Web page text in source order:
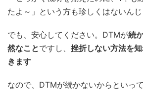
たよ～」という方も珍しくはないん
でも、安心してください。DTMが続
然なことですし、 挫折しない方法を
きます
なので、DTMが続かないからといって